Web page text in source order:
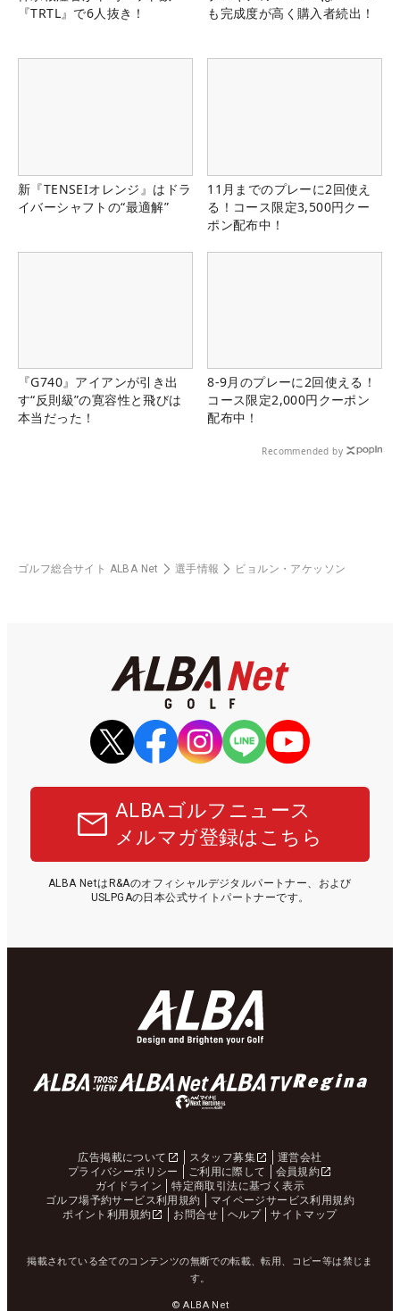
『TRTL』で6人抜き！
も完成度が高く購入者続出！
新『TENSEIオレンジ』はドラ
イバーシャフトの“最適解”
11月までのプレーに2回使え
る！コース限定3,500円クー
ポン配布中！
『G740』アイアンが引き出
す“反則級”の寛容性と飛びは
本当だった！
8-9月のプレーに2回使える！
コース限定2,000円クーポン
配布中！
Recommended by
ゴルフ総合サイト ALBA Net 選手情報 ビョルン・アケッソン
ALBAゴルフニュース
メルマガ登録はこちら
ALBA NetはR&Aのオフィシャルデジタルパートナー、および
USLPGAの日本公式サイトパートナーです。
広告掲載について スタッフ募集
運営会社
プライバシーポリシー
ご利用に際して
会員規約
ガイドライン
特定商取引法に基づく表示
ゴルフ場予約サービス利用規約
マイページサービス利用規約
ポイント利用規約
お問合せ ヘルプ サイトマップ
掲載されている全てのコンテンツの無断での転載、転用、コピー等は禁じま
す。
© ALBA Net